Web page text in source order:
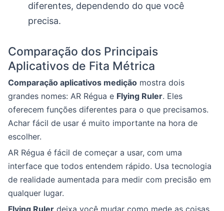
diferentes, dependendo do que você
precisa.
Comparação dos Principais
Aplicativos de Fita Métrica
Comparação aplicativos medição mostra dois
grandes nomes: AR Régua e Flying Ruler. Eles
oferecem funções diferentes para o que precisamos.
Achar fácil de usar é muito importante na hora de
escolher.
AR Régua é fácil de começar a usar, com uma
interface que todos entendem rápido. Usa tecnologia
de realidade aumentada para medir com precisão em
qualquer lugar.
Flying Ruler deixa você mudar como mede as coisas,